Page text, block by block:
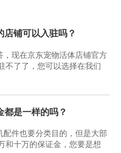
店铺可以入驻吗？
，现在京东宠物活体店铺官方
不了了，您可以选择在我们
都是一样的吗？
配件也要分类目的，但是大部
和十万的保证金，您要是想